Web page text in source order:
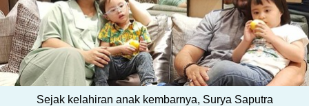
Sejak kelahiran anak kembarnya, Surya Saputra